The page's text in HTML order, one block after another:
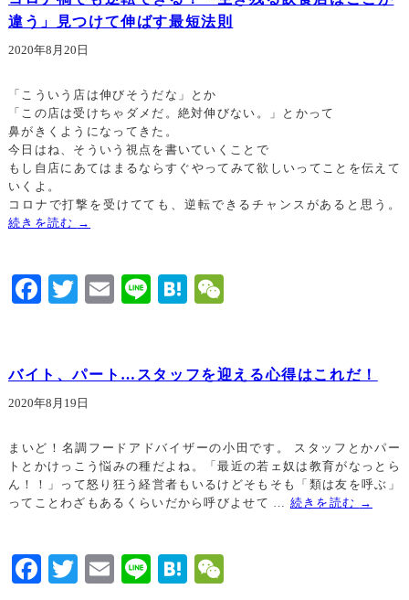
違う」見つけて伸ばす最短法則
2020年8月20日
「こういう店は伸びそうだな」とか
「この店は受けちゃダメだ。絶対伸びない。」とかって
鼻がきくようになってきた。
今日はね、そういう視点を書いていくことで
もし自店にあてはまるならすぐやってみて欲しいってことを伝えて
いくよ。
コロナで打撃を受けてても、逆転できるチャンスがあると思う。
続きを読む →
Facebook
TwitterEmailLineHatena
バイト、パート…スタッフを迎える心得はこれだ！
2020年8月19日
まいど！名調フードアドバイザーの小田です。 スタッフとかパー
トとかけっこう悩みの種だよね。「最近の若ェ奴は教育がなっとら
ん！！」って怒り狂う経営者もいるけどそもそも「類は友を呼ぶ」
ってことわざもあるくらいだから呼びよせて … 続きを読む →
Facebook
TwitterEmailLineHatena